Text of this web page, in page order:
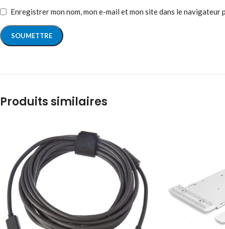
Enregistrer mon nom, mon e-mail et mon site dans le navigateur
Produits similaires